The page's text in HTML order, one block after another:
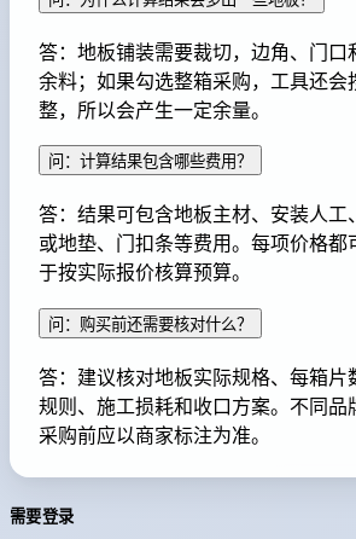
答：地板铺装需要裁切，边角、门口
余料；如果勾选整箱采购，工具还会
整，所以会产生一定余量。
问：计算结果包含哪些费用？
答：结果可包含地板主材、安装人工
或地垫、门扣条等费用。每项价格都
于按实际报价核算预算。
问：购买前还需要核对什么？
答：建议核对地板实际规格、每箱片
规则、施工损耗和收口方案。不同品
采购前应以商家标注为准。
需要登录